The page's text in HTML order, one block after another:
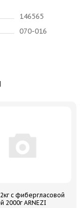
146565
070-016
с фибергласовой
2000г ARNEZI